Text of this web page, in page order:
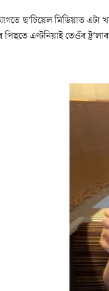
ছ’চিয়েল মিডিয়াত এটা
এণ্টনিয়াই তেওঁৰ